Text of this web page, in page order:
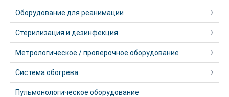
Оборудование для реанимации
Стерилизация и дезинфекция
Метрологическое / проверочное оборудование
Система обогрева
Пульмонологическое оборудование